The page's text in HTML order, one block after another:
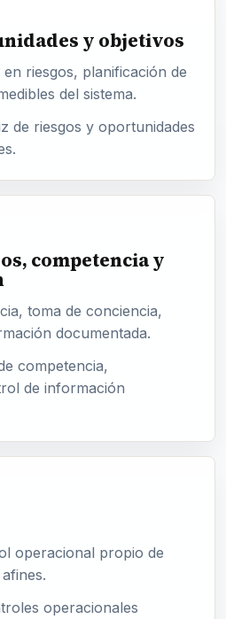
y objetivos
riesgos, planificación de
del sistema.
de riesgos y oportunidades
competencia y
toma de conciencia,
documentada.
competencia,
de información
operacional propio de
operacionales